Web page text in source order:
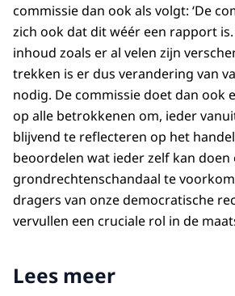
commissie dan ook als volgt: ‘De
zich ook dat dit wéér een rapport
inhoud zoals er al velen zijn
trekken is er dus verandering van
nodig. De commissie doet dan ook
op alle betrokkenen om, ieder
blijvend te reflecteren op het
beoordelen wat ieder zelf kan doen
grondrechtenschandaal te
dragers van onze democratische
vervullen een cruciale rol in de
Lees meer